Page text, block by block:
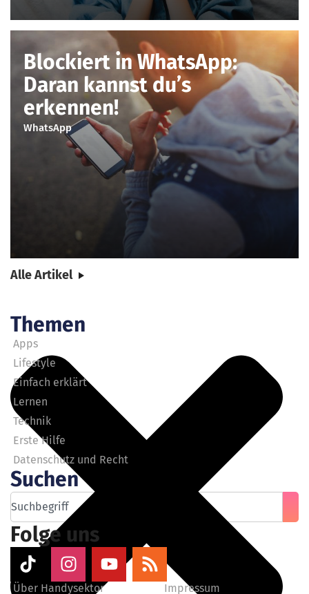
Blockiert in WhatsApp:
Daran kannst du’s
erkennen!
WhatsApp
Alle Artikel
Themen
Apps
Lifestyle
Einfach erklärt
Lernen
Technik
Erste Hilfe
Datenschutz und Recht
Suchen
Folge uns
Über Handysektor Impressum